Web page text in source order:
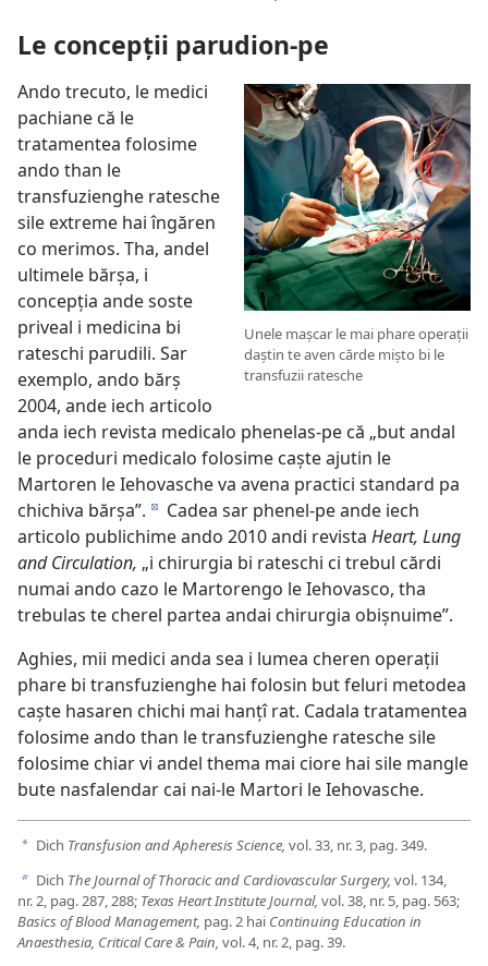
Le concepții parudion-pe
Unele mașcar le mai phare operații
daștin te aven cărde mișto bi le
transfuzii ratesche
Ando trecuto, le medici
pachiane că le
tratamentea folosime
ando than le
transfuzienghe ratesche
sile extreme hai îngăren
co merimos. Tha, andel
ultimele bărșa, i
concepția ande soste
priveal i medicina bi
rateschi parudili. Sar
exemplo, ando bărș
2004, ande iech articolo
anda iech revista medicalo phenelas-pe că „but andal
le proceduri medicalo folosime caște ajutin le
Martoren le Iehovasche va avena practici standard pa
chichiva bărșa”. d Cadea sar phenel-pe ande iech
articolo publichime ando 2010 andi revista Heart, Lung
and Circulation, „i chirurgia bi rateschi ci trebul cărdi
numai ando cazo le Martorengo le Iehovasco, tha
trebulas te cherel partea andai chirurgia obișnuime”.
Aghies, mii medici anda sea i lumea cheren operații
phare bi transfuzienghe hai folosin but feluri metodea
caște hasaren chichi mai hanțî rat. Cadala tratamentea
folosime ando than le transfuzienghe ratesche sile
folosime chiar vi andel thema mai ciore hai sile mangle
bute nasfalendar cai nai-le Martori le Iehovasche.
a Dich Transfusion and Apheresis Science, vol. 33, nr. 3, pag. 349.
b Dich The Journal of Thoracic and Cardiovascular Surgery, vol. 134,
nr. 2, pag. 287, 288; Texas Heart Institute Journal, vol. 38, nr. 5, pag. 563;
Basics of Blood Management, pag. 2 hai Continuing Education in
Anaesthesia, Critical Care & Pain, vol. 4, nr. 2, pag. 39.